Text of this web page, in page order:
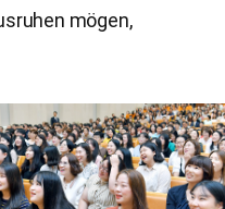
mögen,